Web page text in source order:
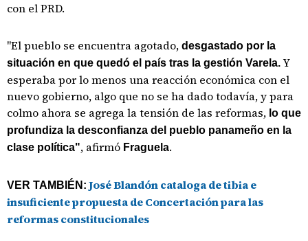
con el PRD.
"El pueblo se encuentra agotado, desgastado por la
situación en que quedó el país tras la gestión Varela. Y
esperaba por lo menos una reacción económica con el
nuevo gobierno, algo que no se ha dado todavía, y para
colmo ahora se agrega la tensión de las reformas, lo que
profundiza la desconfianza del pueblo panameño en la
clase política", afirmó Fraguela.
VER TAMBIÉN: José Blandón cataloga de tibia e
insuficiente propuesta de Concertación para las
reformas constitucionales